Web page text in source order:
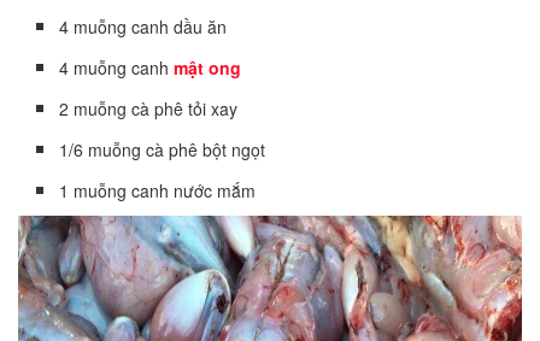
4 muỗng canh dầu ăn
4 muỗng canhmật ong
2 muỗng cà phê tỏi xay
1/6 muỗng cà phê bột ngọt
1 muỗng canh nước mắm